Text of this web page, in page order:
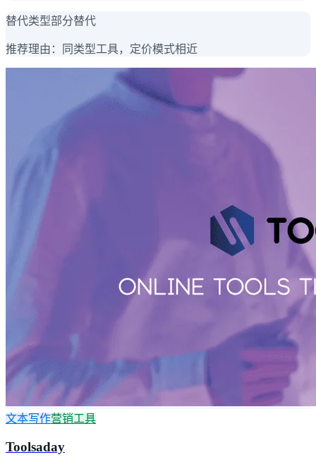
替代类型部分替代
推荐理由： 同类型工具，定价模式相近
文本写作营销工具
Toolsaday